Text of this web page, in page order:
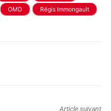
OMD
Régis Immongault
Article suivant